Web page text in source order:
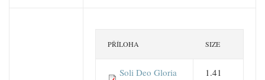
PŘÍLOHA SIZE
Soli Deo Gloria
1.41